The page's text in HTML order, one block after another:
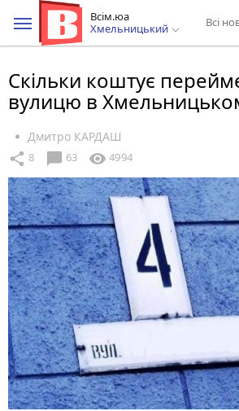
Всім.юа
Хмельницький
Всі
Скільки коштує
вулицю в
Дмитро КАРДАШ
share 8 chat_bubble 63 visibility 4994